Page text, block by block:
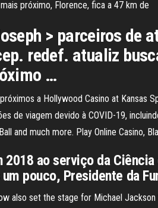
próximo, Florence, fica a 47 km de
> parceiros de
redef. atualiz
…
a Hollywood Casino at Kansas
de viagem devido à COVID-19,
and much more. Play Online Casino,
2018 ao serviço da
pouco, Presidente da
also set the stage for Michael Jackson